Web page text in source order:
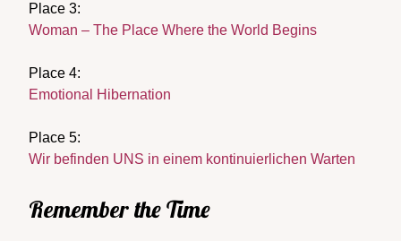
Place 3:
Woman – The Place Where the World Begins
Place 4:
Emotional Hibernation
Place 5:
Wir befinden UNS in einem kontinuierlichen Warten
Remember the Time